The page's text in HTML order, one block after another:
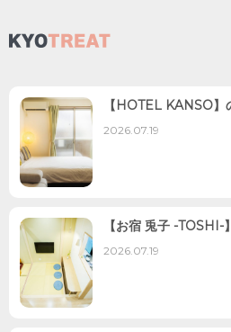
【HOTEL KANSO】
2026.07.19
【お宿 兎子 -TOSHI-
2026.07.19